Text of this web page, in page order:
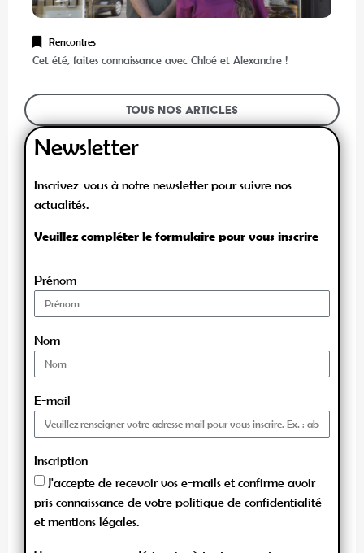
Rencontres
Cet été, faites connaissance avec Chloé et Alexandre !
Tous nos articles
Newsletter
Inscrivez-vous à notre newsletter pour suivre nos
actualités.
Veuillez compléter le formulaire pour vous inscrire
Prénom
Nom
E-mail
Inscription
J'accepte de recevoir vos e-mails et confirme avoir
pris connaissance de votre politique de confidentialité
et mentions légales.